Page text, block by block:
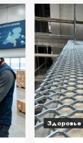
Здоровье